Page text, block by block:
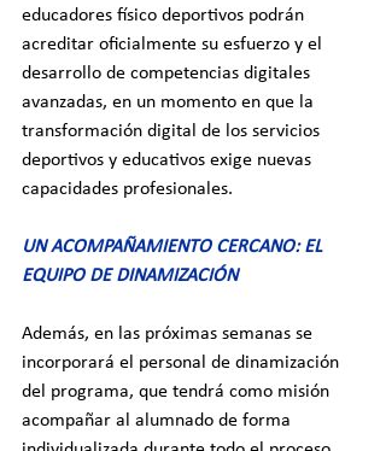
educadores físico deportivos podrán
acreditar oficialmente su esfuerzo y el
desarrollo de competencias digitales
avanzadas, en un momento en que la
transformación digital de los servicios
deportivos y educativos exige nuevas
capacidades profesionales.
UN ACOMPAÑAMIENTO CERCANO: EL
EQUIPO DE DINAMIZACIÓN
Además, en las próximas semanas se
incorporará el personal de dinamización
del programa, que tendrá como misión
acompañar al alumnado de forma